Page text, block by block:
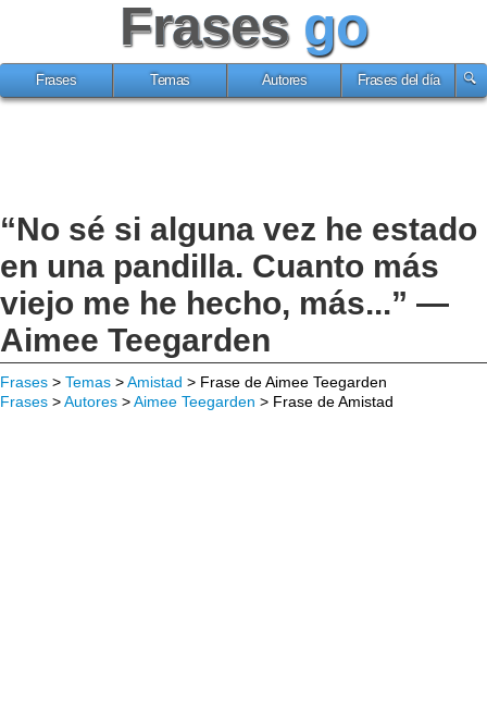
Frases go
Frases Temas Autores Frases del día
“No sé si alguna vez he estado
en una pandilla. Cuanto más
viejo me he hecho, más...” —
Aimee Teegarden
Frases > Temas >Amistad > Frase de Aimee Teegarden
Frases >Autores >Aimee Teegarden > Frase de Amistad